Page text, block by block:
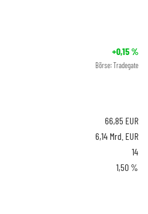
+0,15%
Börse: Tradegate
66,85 EUR
6,14 Mrd. EUR
14
1,50 %